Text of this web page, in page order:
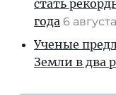
стать
года 6 августа
Ученые
Земли в два